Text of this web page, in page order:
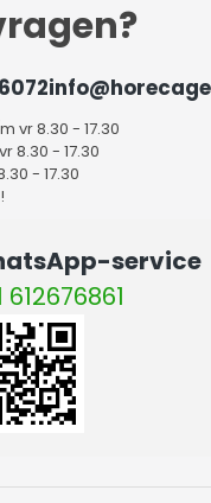
vr 8.30 - 17.30
8.30 - 17.30
- 17.30
service
612676861